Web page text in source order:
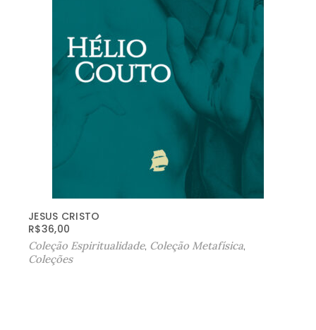
JESUS CRISTO
R$36,00
Coleção Espiritualidade, Coleção Metafísica,
Coleções